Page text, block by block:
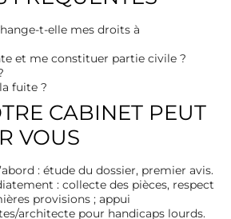
t-elle mes droits à
et me constituer partie civile ?
fuite ?
CABINET PEUT
VOUS
: étude du dossier, premier avis.
: collecte des pièces, respect
provisions ; appui
architecte pour handicaps lourds.